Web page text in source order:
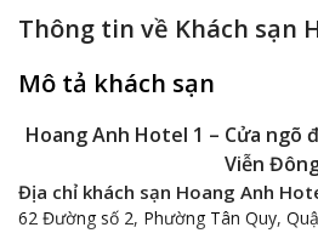
Thông tin về Khách sạn
Mô tả khách sạn
Hoang Anh Hotel 1 – Cửa ngõ
Viễn
Địa chỉ khách sạn Hoang Anh
62 Đường số 2, Phường Tân Quy,